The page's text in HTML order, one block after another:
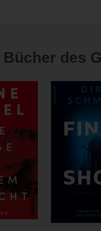
Bücher des